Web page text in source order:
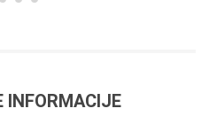
INFORMACIJE